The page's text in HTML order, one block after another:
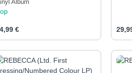
gewünschten Wert ein
Album
Preis:
€
Produkt Anzahl: Gib den